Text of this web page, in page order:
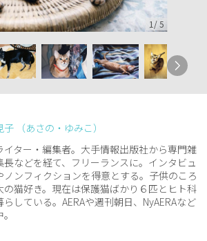
1 /5
（あさの・ゆみこ）
イター・編集者。大手情報出版社から専門雑
長などを経て、フリーランスに。インタビュ
ノンフィクションを得意とする。子供のころ
の猫好き。現在は保護猫ばかり６匹とヒト科
らしている。AERAや週刊朝日、NyAERAなど